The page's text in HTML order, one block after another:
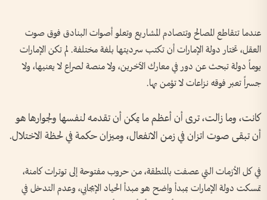
عندما تتقاطع المصالح وتتصادم المشاريع وتعلو أصوات البنادق فوق صوت
العقل، تختار دولة الإمارات أن تكتب سرديتها بلغة مختلفة. لم تكن الإمارات
يوماً دولة تبحث عن دور في معارك الآخرين، ولا منصة لصراع لا يعنيها، ولا
جسراً تعبر فوقه نزاعات لا تؤمن بها.
كانت، وما زالت، ترى أن أعظم ما يمكن أن تقدمه لنفسها ولجوارها هو
أن تبقى صوت اتزان في زمن الانفعال، وميزان حكمة في لحظة الاختلال.
في كل الأزمات التي عصفت بالمنطقة، من حروب مفتوحة إلى توترات كامنة،
تمسكت دولة الإمارات بمبدأ واضح هو مبدأ الحياد الإيجابي، وعدم التدخل في